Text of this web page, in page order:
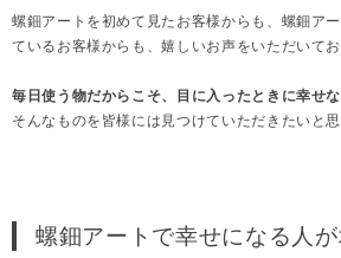
螺鈿アートを初めて見たお客様からも、螺鈿ア
ているお客様からも、嬉しいお声をいただいてお
毎日使う物だからこそ、目に入ったときに幸せな
そんなものを皆様には見つけていただきたいと思
螺鈿アートで幸せになる人